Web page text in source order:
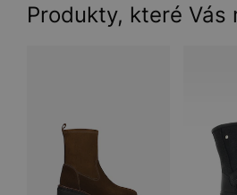
Produkty, které Vás